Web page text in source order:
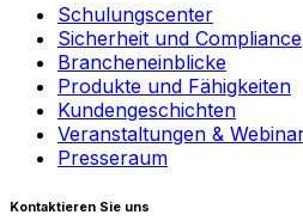
Schulungscenter
Sicherheit und Compliance
Brancheneinblicke
Produkte und Fähigkeiten
Kundengeschichten
Veranstaltungen &
Presseraum
Kontaktieren Sie uns